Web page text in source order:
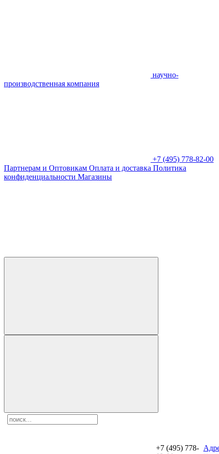
научно-
производственная компания
+7 (495) 778-82-00
Партнерам и Оптовикам Оплата и доставка Политика
конфиденциальности Магазины
+7 (495) 778-